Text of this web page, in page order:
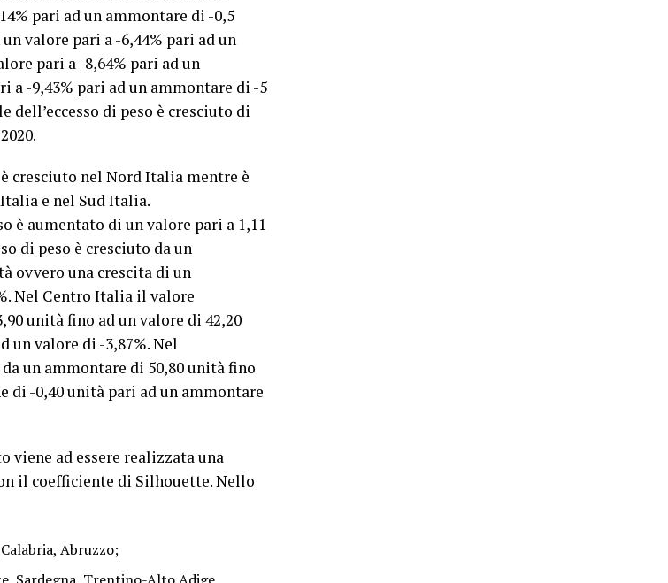
pari ad un ammontare di -0,5
valore pari a -6,44% pari ad un
pari a -8,64% pari ad un
a -9,43% pari ad un ammontare di -5
di peso è cresciuto di
cresciuto nel Nord Italia mentre è
e nel Sud Italia.
è aumentato di un valore pari a 1,11
di peso è cresciuto da un
ovvero una crescita di un
Nel Centro Italia il valore
unità fino ad un valore di 42,20
un valore di -3,87%. Nel
un ammontare di 50,80 unità fino
di -0,40 unità pari ad un ammontare
viene ad essere realizzata una
il coefficiente di Silhouette. Nello
Abruzzo;